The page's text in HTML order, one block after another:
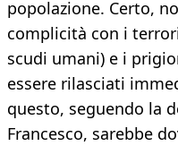
popolazione. Certo,
complicità con i
scudi umani) e i
essere rilasciati
questo, seguendo la
Francesco, sarebbe